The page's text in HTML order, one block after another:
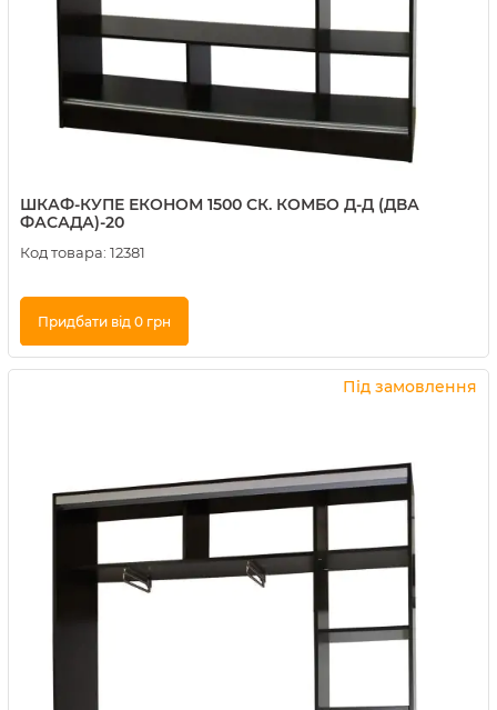
ШКАФ-КУПЕ ЕКОНОМ 1500 СК. КОМБО Д-Д (ДВА
ФАСАДА)-20
Код товара: 12381
Придбати від 0 грн
Купити в 1 клік
Під замовлення